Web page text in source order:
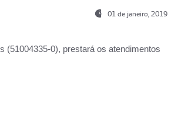
01 de janeiro, 2019
(51004335-0), prestará os atendimentos